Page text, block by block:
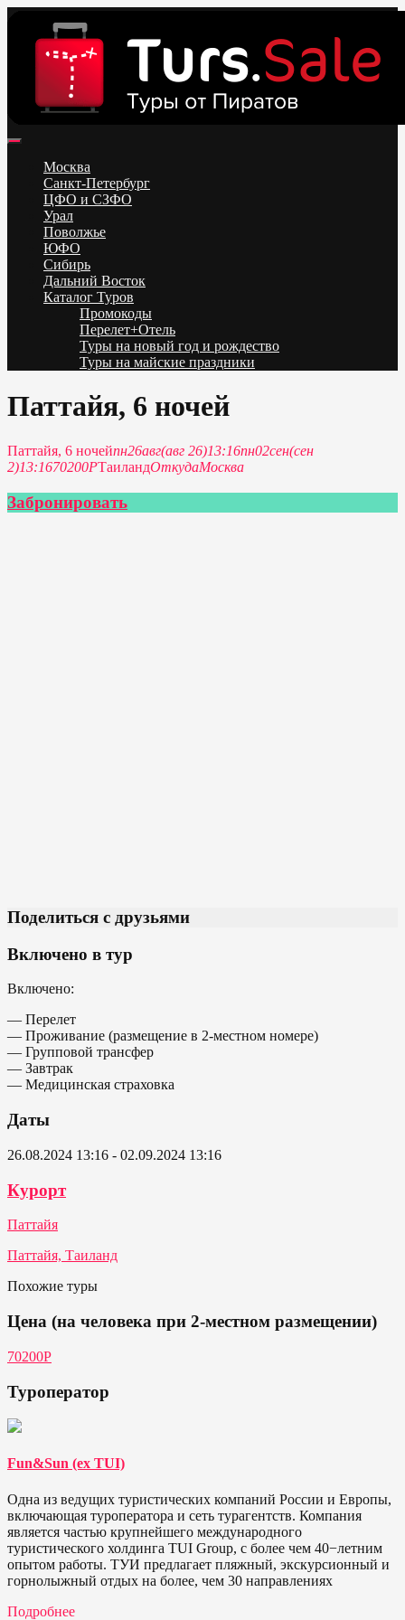
content
Низкие цены на путевки 3-7-10 ночей все включено, отдых на
море. Распродажа экскурсионных и горнолыжных туров.
Обновление каждый день. Официальный сайт Тур Сейл
Москва
Санкт-Петербург
ЦФО и СЗФО
Урал
Поволжье
ЮФО
Сибирь
Дальний Восток
Каталог Туров
Промокоды
Перелет+Отель
Туры на новый год и рождество
Туры на майские праздники
Паттайя, 6 ночей
Паттайя, 6 ночейпн26авг(авг 26)13:16пн02сен(сен
2)13:1670200РТаиландОткудаМосква
Забронировать
Поделиться с друзьями
Включено в тур
Включено:
— Перелет
— Проживание (размещение в 2-местном номере)
— Групповой трансфер
— Завтрак
— Медицинская страховка
Даты
26.08.2024 13:16 - 02.09.2024 13:16
Курорт
Паттайя
Паттайя, Таиланд
Похожие туры
Цена (на человека при 2-местном размещении)
70200Р
Туроператор
Fun&Sun (ex TUI)
Одна из ведущих туристических компаний России и Европы,
включающая туроператора и сеть турагентств. Компания
является частью крупнейшего международного
туристического холдинга TUI Group, с более чем 40−летним
опытом работы. ТУИ предлагает пляжный, экскурсионный и
горнолыжный отдых на более, чем 30 направлениях
Подробнее